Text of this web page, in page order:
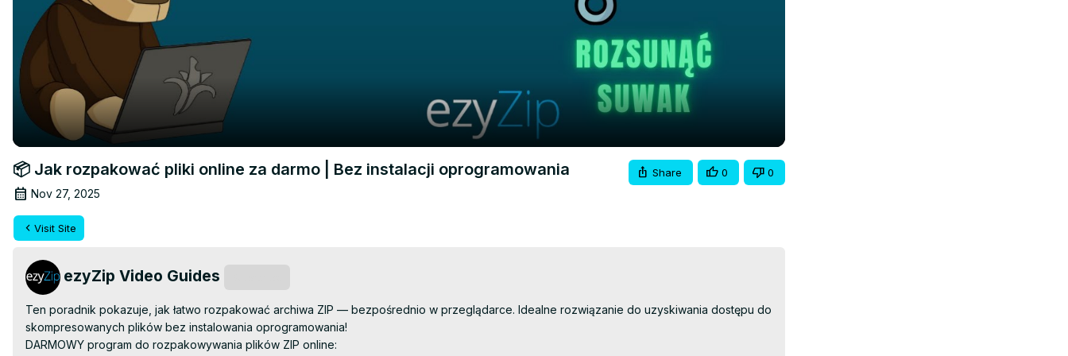
📦 Jak rozpakować pliki online za darmo | Bez instalacji oprogramowania
Nov 27, 2025
Share 0 0
Visit Site
ezyZip Video Guides
Ten poradnik pokazuje, jak łatwo rozpakować archiwa ZIP — bezpośrednio w przeglądarce. Idealne rozwiązanie do uzyskiwania dostępu do
skompresowanych plików bez instalowania oprogramowania!
DARMOWY program do rozpakowywania plików ZIP online: